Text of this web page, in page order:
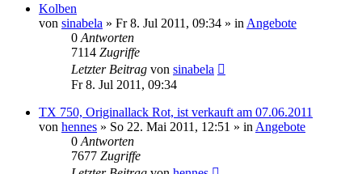
Kolben
von sinabela » Fr 8. Jul 2011, 09:34 » in Angebote
0 Antworten
7114 Zugriffe
Letzter Beitrag von sinabela
Fr 8. Jul 2011, 09:34
TX 750, Originallack Rot, ist verkauft am 07.06.2011
von hennes » So 22. Mai 2011, 12:51 » in Angebote
0 Antworten
7677 Zugriffe